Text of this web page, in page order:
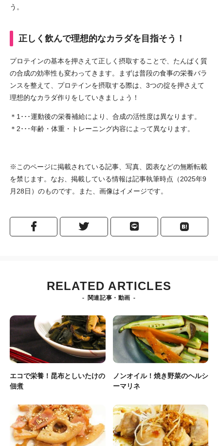
う。
正しく飲んで理想的なカラダを目指そう！
プロテインの基本を押さえて正しく摂取することで、たんぱく質
の合成の効率性も変わってきます。まずは普段の食事の栄養バラ
ンスを整えて、プロテインを摂取する際は、3つの掟を押さえて
理想的なカラダ作りをしていきましょう！
＊1･･･運動後の栄養補給により、合成の活性度は異なります。
＊2･･･年齢・体重・トレーニング内容によって異なります。
※このページに掲載されている記事、写真、図表などの無断転載
を禁じます。なお、掲載している情報は記事執筆時点（2025年9
月28日）のものです。また、画像はイメージです。
RELATED ARTICLES
関連記事・動画
エコで栄養！昆布としいたけの
佃煮
ノンオイル！焼き野菜のヘルシ
ーマリネ